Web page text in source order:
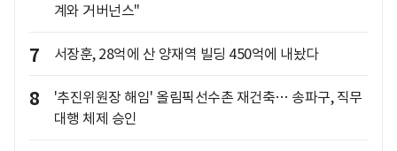
계와 거버넌스"
7 서장훈, 28억에 산 양재역 빌딩 450억에 내놨다
8
'추진위원장 해임' 올림픽선수촌 재건축… 송파구, 직무
대행 체제 승인